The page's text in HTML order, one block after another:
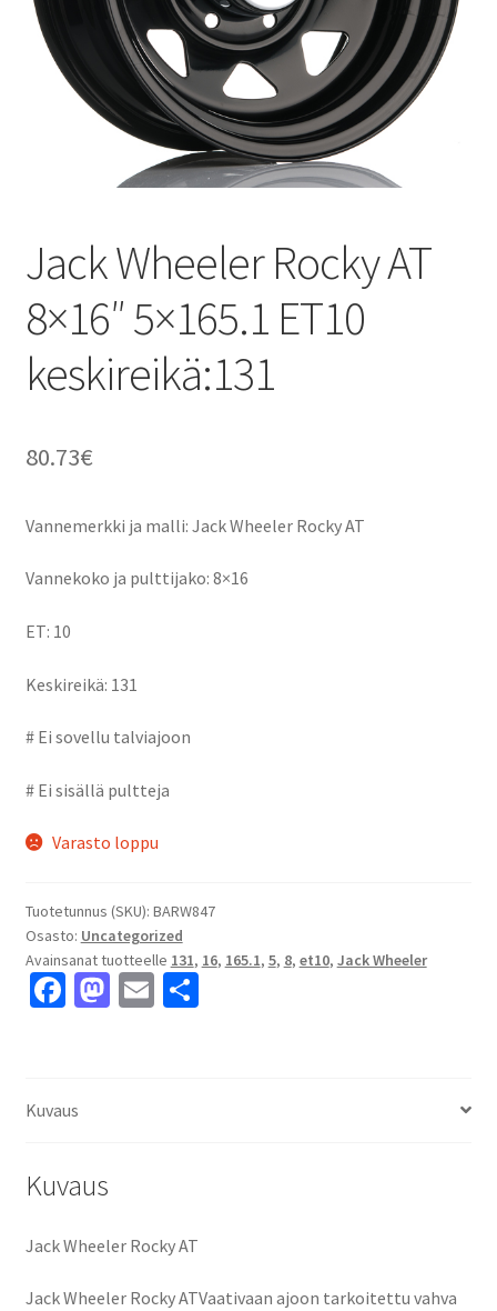
Jack Wheeler Rocky AT
8×16″ 5×165.1 ET10
keskireikä:131
80.73€
Vannemerkki ja malli: Jack Wheeler Rocky AT
Vannekoko ja pulttijako: 8×16
ET: 10
Keskireikä: 131
# Ei sovellu talviajoon
# Ei sisällä pultteja
Varasto loppu
Tuotetunnus (SKU): BARW847
Osasto: Uncategorized
Avainsanat tuotteelle 131, 16, 165.1, 5, 8, et10, Jack Wheeler
Fa
o
M E S
Kuvaus
Kuvaus
Jack Wheeler Rocky AT
Jack Wheeler Rocky ATVaativaan ajoon tarkoitettu vahva